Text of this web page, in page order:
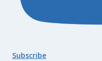
Subscribe